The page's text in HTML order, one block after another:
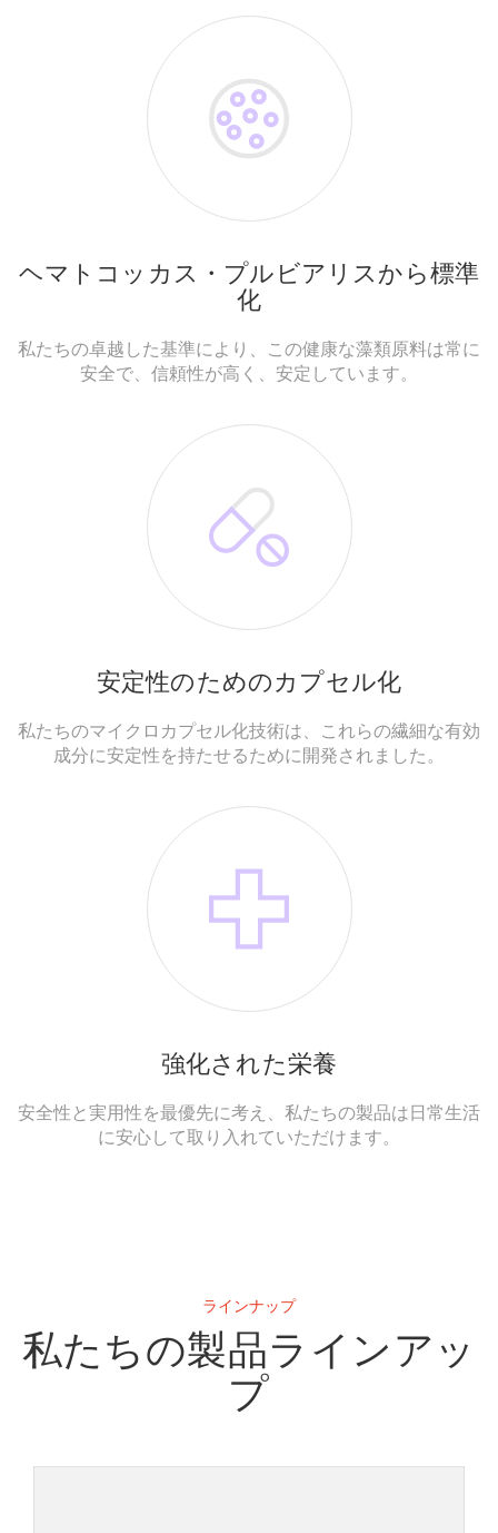
ヘマトコッカス・プルビアリスから標準
化
私たちの卓越した基準により、この健康な藻類原料は常に
安全で、信頼性が高く、安定しています。
安定性のためのカプセル化
私たちのマイクロカプセル化技術は、これらの繊細な有効
成分に安定性を持たせるために開発されました。
強化された栄養
安全性と実用性を最優先に考え、私たちの製品は日常生活
に安心して取り入れていただけます。
ラインナップ
私たちの製品ラインアッ
プ